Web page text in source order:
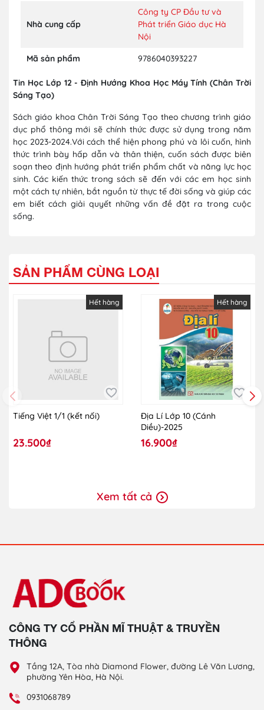
Nhà cung cấp
Công ty CP Đầu tư và
Phát triển Giáo dục Hà
Nội
Mã sản phẩm 9786040393227
Tin Học Lớp 12 - Định Hướng Khoa Học Máy Tính (Chân Trời
Sáng Tạo)
Sách giáo khoa Chân Trời Sáng Tạo theo chương trình giáo
dục phổ thông mới sẽ chính thức được sử dụng trong năm
học 2023-2024.Với cách thể hiện phong phú và lôi cuốn, hình
thức trình bày hấp dẫn và thân thiện, cuốn sách được biên
soạn theo định hướng phát triển phẩm chất và năng lực học
sinh. Các kiến thức trong sách sẽ đến với các em học sinh
một cách tự nhiên, bắt nguồn từ thực tế đời sống và giúp các
em biết cách giải quyết những vấn đề đặt ra trong cuộc
sống.
SẢN PHẨM CÙNG LOẠI
Hết hàng
Tiếng Việt 1/1 (kết nối)
23.500₫
Hết hàng
Địa Lí Lớp 10 (Cánh
Diều)-2025
16.900₫
Xem tất cả
CÔNG TY CỔ PHẦN MĨ THUẬT & TRUYỀN
THÔNG
Tầng 12A, Tòa nhà Diamond Flower, đường Lê Văn Lương,
phường Yên Hòa, Hà Nội.
0931068789